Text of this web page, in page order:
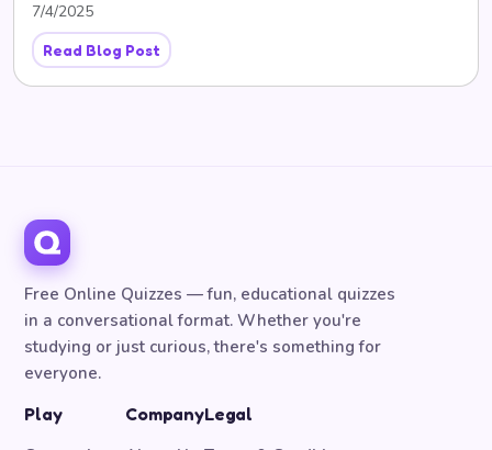
7/4/2025
Read Blog Post
Free Online Quizzes — fun, educational quizzes
in a conversational format. Whether you're
studying or just curious, there's something for
everyone.
Play
CompanyLegal